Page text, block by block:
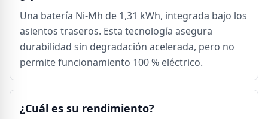
Una batería Ni-Mh de 1,31 kWh, integrada bajo los
asientos traseros. Esta tecnología asegura
durabilidad sin degradación acelerada, pero no
permite funcionamiento 100 % eléctrico.
¿Cuál es su rendimiento?